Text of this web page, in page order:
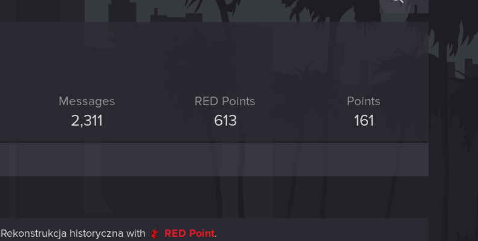
Messages
2,311
RED Points
613
Points
161
Rekonstrukcja historyczna with RED Point.